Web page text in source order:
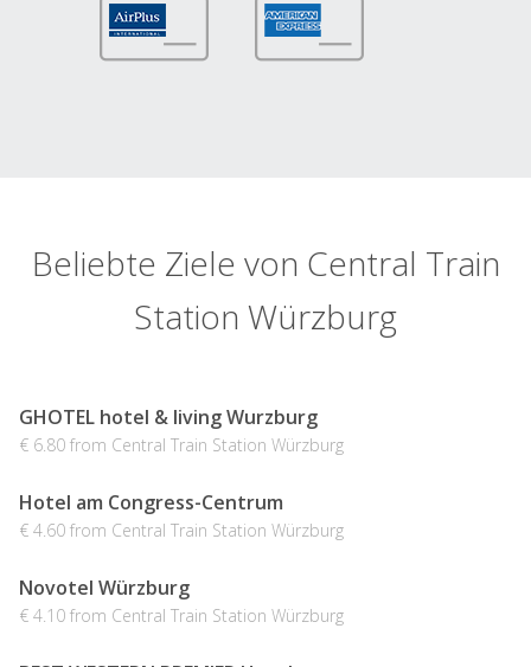
Beliebte Ziele von Central Train
Station Würzburg
GHOTEL hotel & living Wurzburg
€ 6.80 from Central Train Station Würzburg
Hotel am Congress-Centrum
€ 4.60 from Central Train Station Würzburg
Novotel Würzburg
€ 4.10 from Central Train Station Würzburg